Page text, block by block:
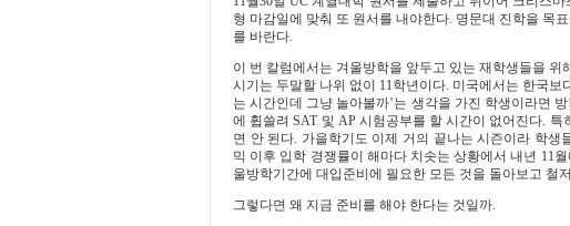
형 마감일에 맞춰 또 원서를 내야한다 명문대 진학을 목
를 바란다
이 번 칼럼에서는 겨울방학을 앞두고 있는 재학생들을 위
시기는 두말할 나위 없이 11 학년이다 미국에서는 한국보
는 시간인데 그냥 놀아볼까’는 생각을 가진 학생이라면
에 휩쓸려SAT 및 AP 시험공부를 할 시간이 없어진다 특
면 안 된다 가을학기도 이제 거의 끝나는 시즌이라 학생
믹 이후 입학 경쟁률이 해마다 치솟는 상황에서 내년 11
울방학기간에 대입준비에 필요한 모든 것을 돌아보고 철
그렇다면 왜 지금 준비를 해야 한다는 것일까